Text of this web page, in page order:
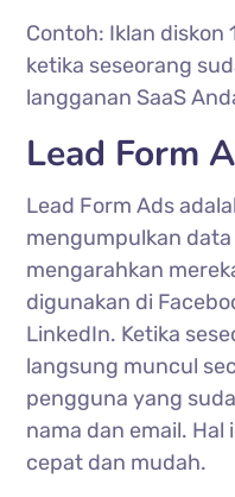
Contoh: Iklan diskon
ketika seseorang
langganan SaaS
Lead Form
Lead Form Ads
mengumpulkan
mengarahkan
digunakan di
LinkedIn. Ketika
langsung muncul
pengguna yang
nama dan email.
cepat dan mudah.